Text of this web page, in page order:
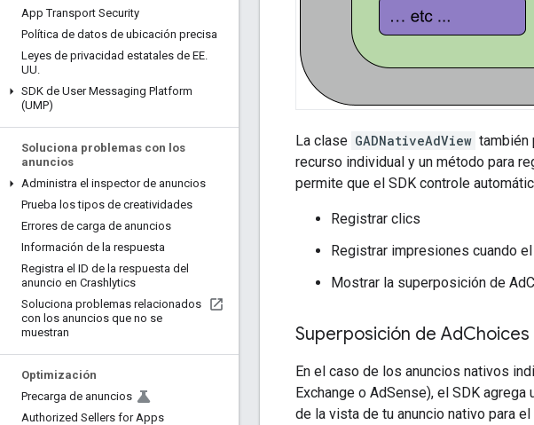
App Transport Security
Política de datos de ubicación precisa
Leyes de privacidad estatales de EE.
UU.
SDK de User Messaging Platform
(UMP)
Soluciona problemas con los
anuncios
Administra el inspector de anuncios
Prueba los tipos de creatividades
Errores de carga de anuncios
Información de la respuesta
Registra el ID de la respuesta del
anuncio en Crashlytics
Soluciona problemas relacionados
con los anuncios que no se
muestran
Optimización
Precarga de anuncios
Authorized Sellers for Apps
La clase GADNativeAdView también
recurso individual y un método para
permite que el SDK controle
Registrar clics
Registrar impresiones cuando
Mostrar la superposición de
Superposición de AdChoices
En el caso de los anuncios nativos
Exchange o AdSense), el SDK
de la vista de tu anuncio nativo para